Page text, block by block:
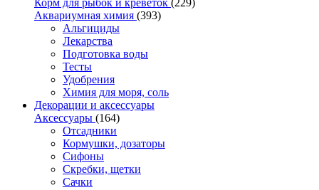
Аквариумная химия (393)
Альгициды
Лекарства
Подготовка воды
Тесты
Удобрения
Химия для моря, соль
Декорации и аксессуары
Аксессуары (164)
Отсадники
Кормушки, дозаторы
Сифоны
Скребки, щетки
Сачки